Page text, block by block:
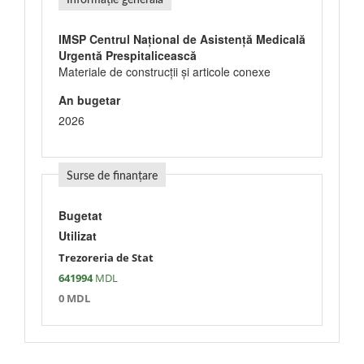
IMSP Centrul Național de Asistență Medicală
Urgentă Prespitalicească
Materiale de construcţii şi articole conexe
An bugetar
2026
Surse de finanțare
Bugetat
Utilizat
Trezoreria de Stat
641994MDL
0 MDL